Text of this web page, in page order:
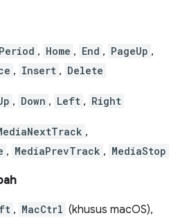
Period , Home , End , PageUp ,
, Insert , Delete
, Down , Left , Right
,
, MediaPrevTrack , MediaStop
, MacCtrl (khusus macOS),